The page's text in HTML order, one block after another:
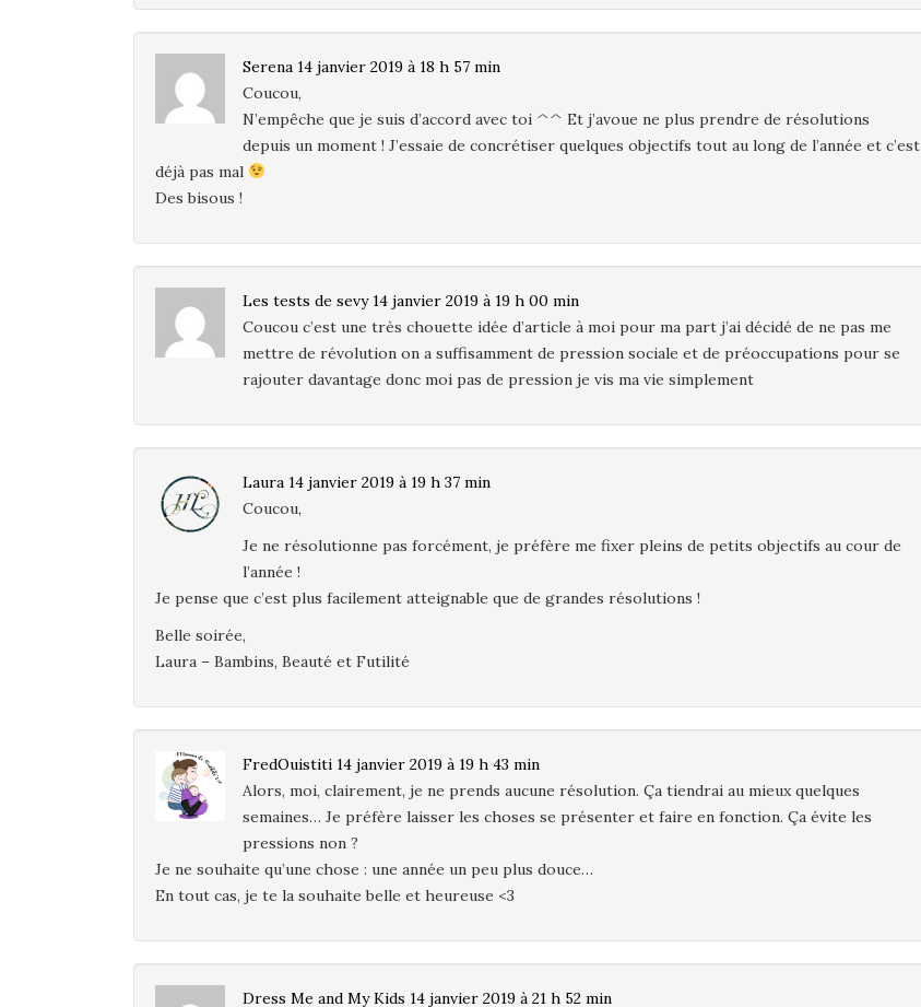
Serena 14 janvier 2019 à 18 h 57 min
Coucou,
N’empêche que je suis d’accord avec toi ^^ Et j’avoue ne plus prendre de résolutions
depuis un moment ! J’essaie de concrétiser quelques objectifs tout au long de l’année et c’est
déjà pas mal
Des bisous !
Les tests de sevy 14 janvier 2019 à 19 h 00 min
Coucou c’est une très chouette idée d’article à moi pour ma part j’ai décidé de ne pas me
mettre de révolution on a suffisamment de pression sociale et de préoccupations pour se
rajouter davantage donc moi pas de pression je vis ma vie simplement
Laura 14 janvier 2019 à 19 h 37 min
Coucou,
Je ne résolutionne pas forcément, je préfère me fixer pleins de petits objectifs au cour de
l’année !
Je pense que c’est plus facilement atteignable que de grandes résolutions !
Belle soirée,
Laura – Bambins, Beauté et Futilité
FredOuistiti 14 janvier 2019 à 19 h 43 min
Alors, moi, clairement, je ne prends aucune résolution. Ça tiendrai au mieux quelques
semaines… Je préfère laisser les choses se présenter et faire en fonction. Ça évite les
pressions non ?
Je ne souhaite qu’une chose : une année un peu plus douce…
En tout cas, je te la souhaite belle et heureuse <3
Dress Me and My Kids 14 janvier 2019 à 21 h 52 min